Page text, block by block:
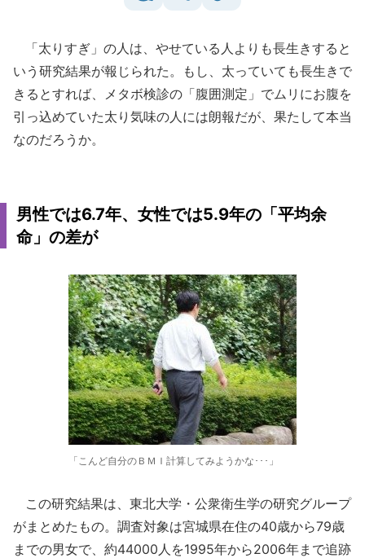
「太りすぎ」の人は、やせている人よりも長生きすると
いう研究結果が報じられた。もし、太っていても長生きで
きるとすれば、メタボ検診の「腹囲測定」でムリにお腹を
引っ込めていた太り気味の人には朗報だが、果たして本当
なのだろうか。
男性では6.7年、女性では5.9年の「平均余
命」の差が
「こんど自分のＢＭＩ計算してみようかな･･･」
この研究結果は、東北大学・公衆衛生学の研究グループ
がまとめたもの。調査対象は宮城県在住の40歳から79歳
までの男女で、約44000人を1995年から2006年まで追跡